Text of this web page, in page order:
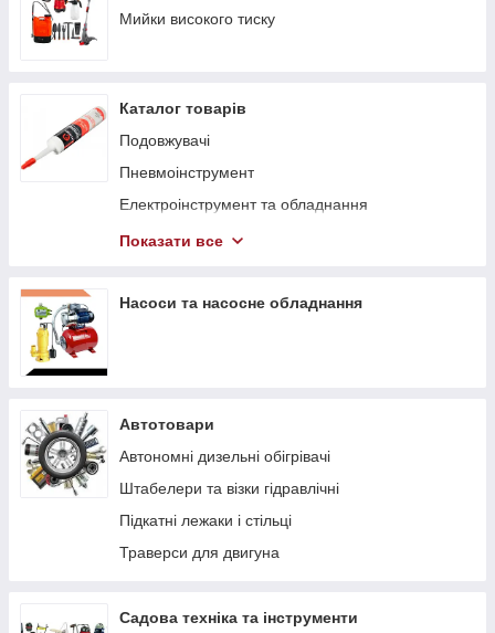
Мийки високого тиску
Каталог товарів
Подовжувачі
Пневмоінструмент
Електроінструмент та обладнання
Компресори
Показати все
Насоси та насосне обладнання
Автотовари
Автономні дизельні обігрівачі
Штабелери та візки гідравлічні
Підкaтні лeжaки і cтільці
Траверси для двигуна
Садова техніка та інструменти